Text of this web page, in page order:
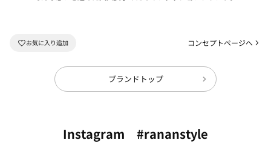
コンセプトページへ
ブランドトップ
Instagram #rananstyle